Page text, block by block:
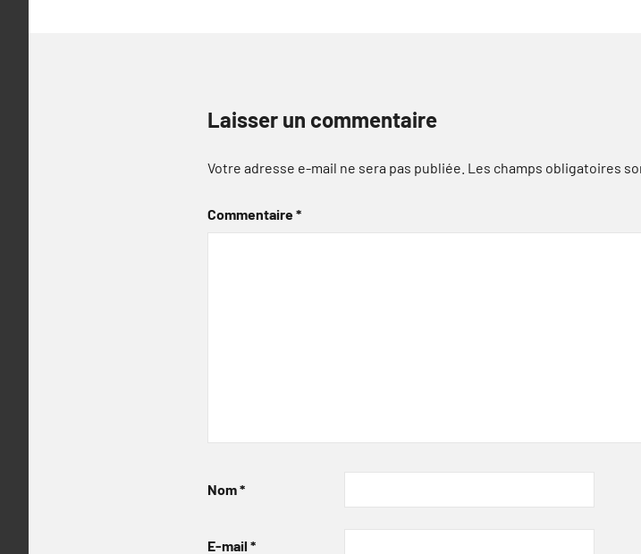
Laisser un commentaire
Votre adresse e-mail ne sera pas publiée. Les champs obligatoires
Commentaire*
Nom*
E-mail *